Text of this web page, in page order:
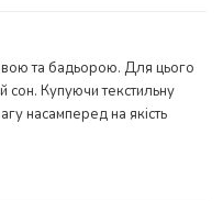
та бадьорою. Для цього
сон. Купуючи текстильну
насамперед на якість